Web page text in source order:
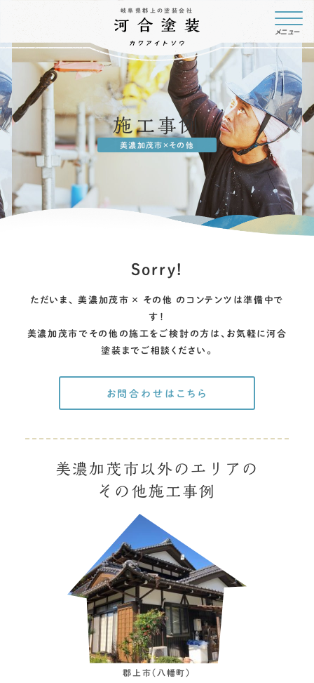
岐阜県郡上の塗装会社
メニュー
施工事例
美濃加茂市×その他
Sorry!
ただいま、 美濃加茂市 × その他 のコンテンツは準備中で
す！
美濃加茂市でその他の施工をご検討の方は、お気軽に河合
塗装までご相談ください。
お問合わせはこちら
美濃加茂市以外のエリアの
その他施工事例
郡上市（八幡町）